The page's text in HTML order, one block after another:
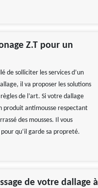
Z.T pour un
de solliciter les services d’un
il va proposer les solutions
de l’art. Si votre dallage
produit antimousse respectant
des mousses. Il vous
qu‘il garde sa propreté.
de votre dallage à